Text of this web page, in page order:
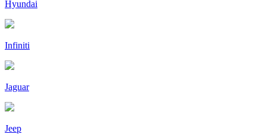
Hyundai
Infiniti
Jaguar
Jeep